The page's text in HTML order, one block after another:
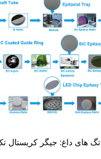
تگ های داغ: جیگر کریستال